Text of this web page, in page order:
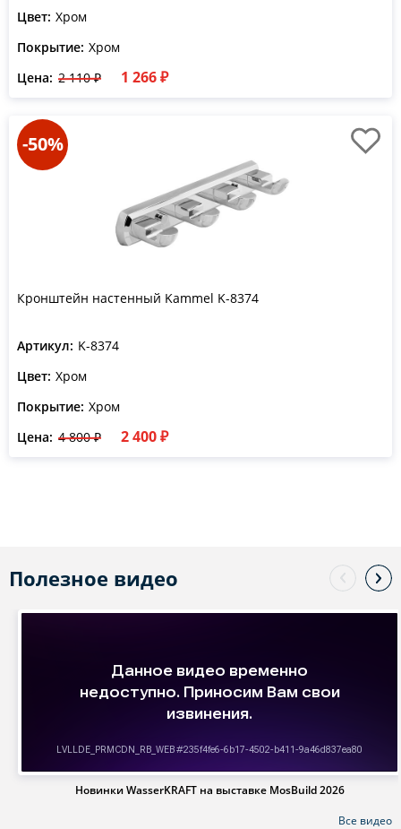
Цвет: Хром
Покрытие: Хром
Цена: 2 110 ₽ 1 266 ₽
-50%
Кронштейн настенный Kammel K-8374
Артикул: K-8374
Цвет: Хром
Покрытие: Хром
Цена: 4 800 ₽ 2 400 ₽
Полезное видео
Новинки WasserKRAFT на выставке MosBuild 2026
Все видео